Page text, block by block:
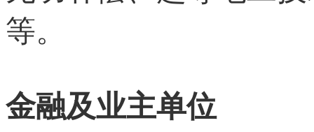
等。
金融及业主单位